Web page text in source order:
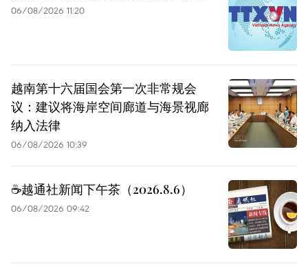
06/08/2026 11:20
越南第十六届国会第一次非常规会
议：建议将海岸空间廊道与海景视廊
纳入法律
06/08/2026 10:39
☕️越通社新闻下午茶（2026.8.6）
06/08/2026 09:42